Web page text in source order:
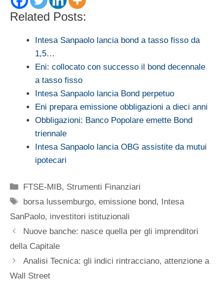
Related Posts:
Intesa Sanpaolo lancia bond a tasso fisso da
1,5…
Eni: collocato con successo il bond decennale
a tasso fisso
Intesa Sanpaolo lancia Bond perpetuo
Eni prepara emissione obbligazioni a dieci anni
Obbligazioni: Banco Popolare emette Bond
triennale
Intesa Sanpaolo lancia OBG assistite da mutui
ipotecari
Categorie
FTSE-MIB, Strumenti Finanziari
Tag
borsa lussemburgo,emissione bond, Intesa
SanPaolo, investitori istituzionali
Nuove banche: nasce quella per gli imprenditori
della Capitale
Analisi Tecnica: gli indici rintracciano, attenzione a
Wall Street